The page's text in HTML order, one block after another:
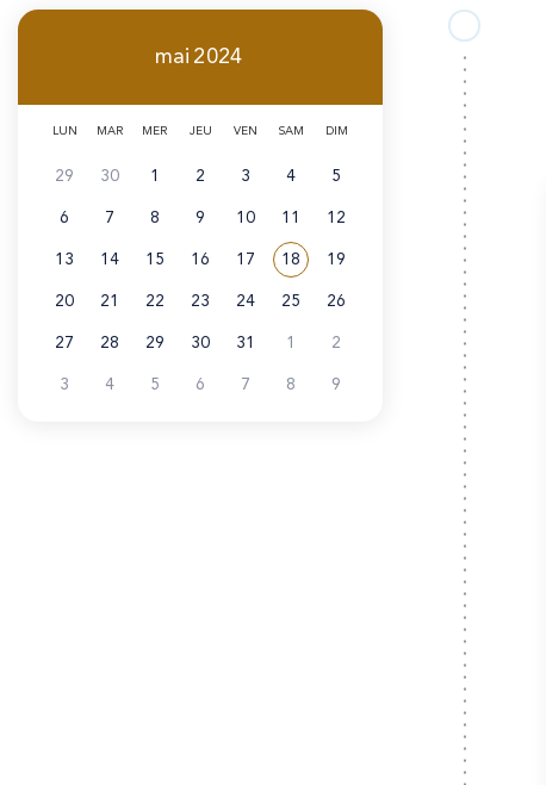
A
i
mai 2024
LUN MAR MER JEU VEN SAM DIM
29 30 1 2 3 4 5
6 7 8 9 10 11 12
13 14 15 16 17 Voir tous les événements de
18mai 2024
19
20 21 22 23 24 25 26
27 28 29 30 31 1 2
3 4 5 6 7 8 9